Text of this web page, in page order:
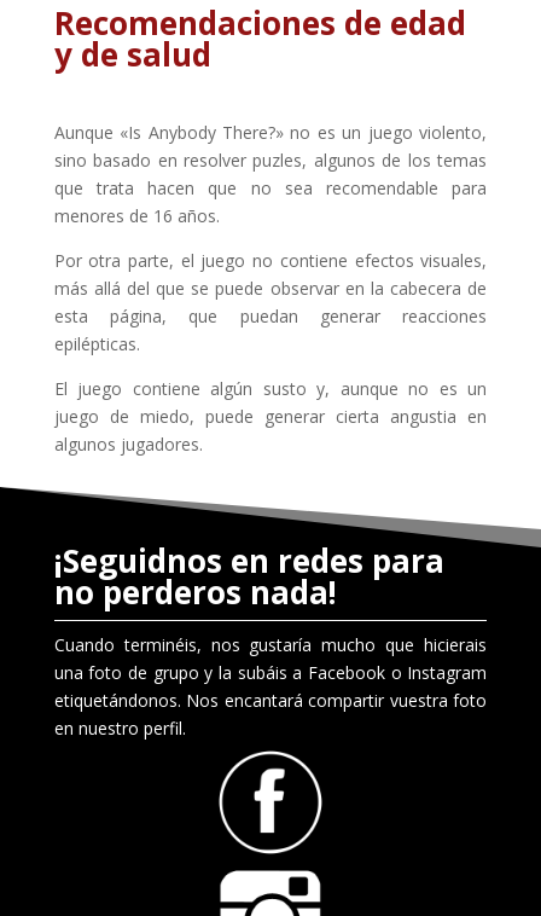
Recomendaciones de edad
y de salud
Aunque «Is Anybody There?» no es un juego violento,
sino basado en resolver puzles, algunos de los temas
que trata hacen que no sea recomendable para
menores de 16 años.
Por otra parte, el juego no contiene efectos visuales,
más allá del que se puede observar en la cabecera de
esta página, que puedan generar reacciones
epilépticas.
El juego contiene algún susto y, aunque no es un
juego de miedo, puede generar cierta angustia en
algunos jugadores.
¡Seguidnos en redes para
no perderos nada!
Cuando terminéis, nos gustaría mucho que hicierais
una foto de grupo y la subáis a Facebook o Instagram
etiquetándonos. Nos encantará compartir vuestra foto
en nuestro perfil.